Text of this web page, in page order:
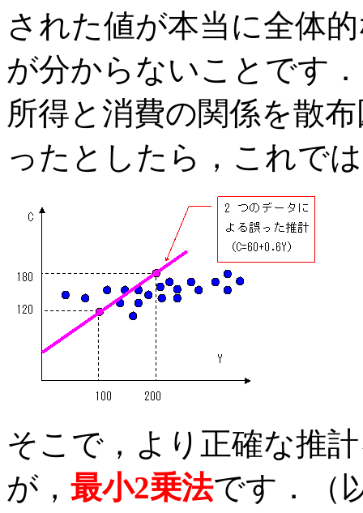
された値が本当に全体
が分からないことです
所得と消費の関係を散
ったとしたら，これで
そこで，より正確な推
が， 最小2乗法です．（